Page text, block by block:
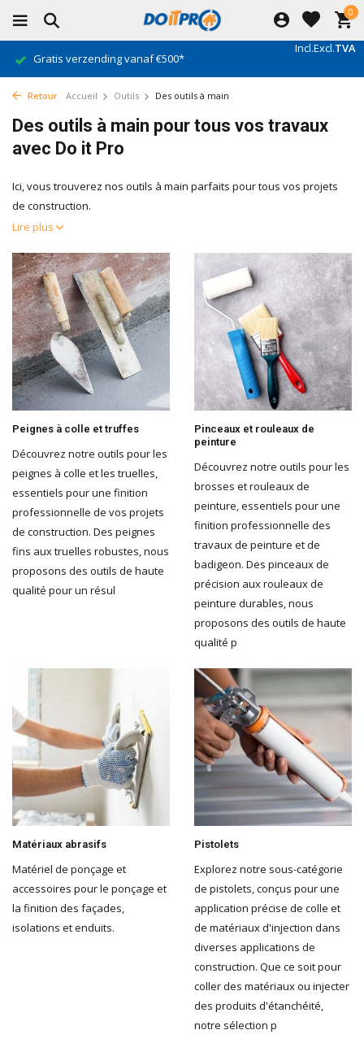
0
Incl.Excl.TVA
Gratis verzending vanaf €500*
Retour Accueil Outils Des outils à main
Des outils à main pour tous vos travaux
avec Do it Pro
Ici, vous trouverez nos outils à main parfaits pour tous vos projets
de construction.
Lire plus
Peignes à colle et truffes
Découvrez notre outils pour les
peignes à colle et les truelles,
essentiels pour une finition
professionnelle de vos projets
de construction. Des peignes
fins aux truelles robustes, nous
proposons des outils de haute
qualité pour un résul
Pinceaux et rouleaux de
peinture
Découvrez notre outils pour les
brosses et rouleaux de
peinture, essentiels pour une
finition professionnelle des
travaux de peinture et de
badigeon. Des pinceaux de
précision aux rouleaux de
peinture durables, nous
proposons des outils de haute
qualité p
Matériaux abrasifs
Matériel de ponçage et
accessoires pour le ponçage et
la finition des façades,
isolations et enduits.
Pistolets
Explorez notre sous-catégorie
de pistolets, conçus pour une
application précise de colle et
de matériaux d'injection dans
diverses applications de
construction. Que ce soit pour
coller des matériaux ou injecter
des produits d'étanchéité,
notre sélection p